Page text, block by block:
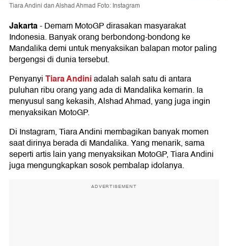
Tiara Andini dan Alshad Ahmad Foto: Instagram
Jakarta-Demam MotoGP dirasakan masyarakat
Indonesia. Banyak orang berbondong-bondong ke
Mandalika demi untuk menyaksikan balapan motor paling
bergengsi di dunia tersebut.
PenyanyiTiara Andiniadalah salah satu di antara
puluhan ribu orang yang ada di Mandalika kemarin. Ia
menyusul sang kekasih, Alshad Ahmad, yang juga ingin
menyaksikan MotoGP.
Di Instagram, Tiara Andini membagikan banyak momen
saat dirinya berada di Mandalika. Yang menarik, sama
seperti artis lain yang menyaksikan MotoGP, Tiara Andini
juga mengungkapkan sosok pembalap idolanya.
ADVERTISEMENT